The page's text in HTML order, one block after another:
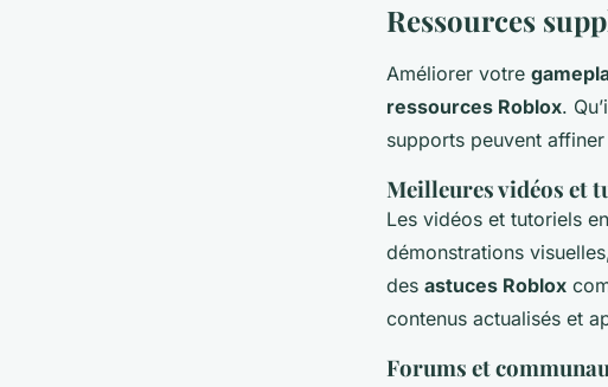
Ressources
Améliorer votre
ressources Roblox.
supports peuvent
Meilleures vidéos et
Les vidéos et tutoriels
démonstrations
des astuces Roblox
contenus actualisés et
Forums et